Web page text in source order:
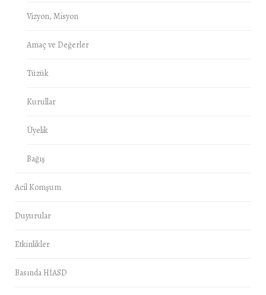
Vizyon, Misyon
Amaç ve Değerler
Tüzük
Kurullar
Üyelik
Bağış
Acil Komşum
Duyurular
Etkinlikler
Basında HİASD